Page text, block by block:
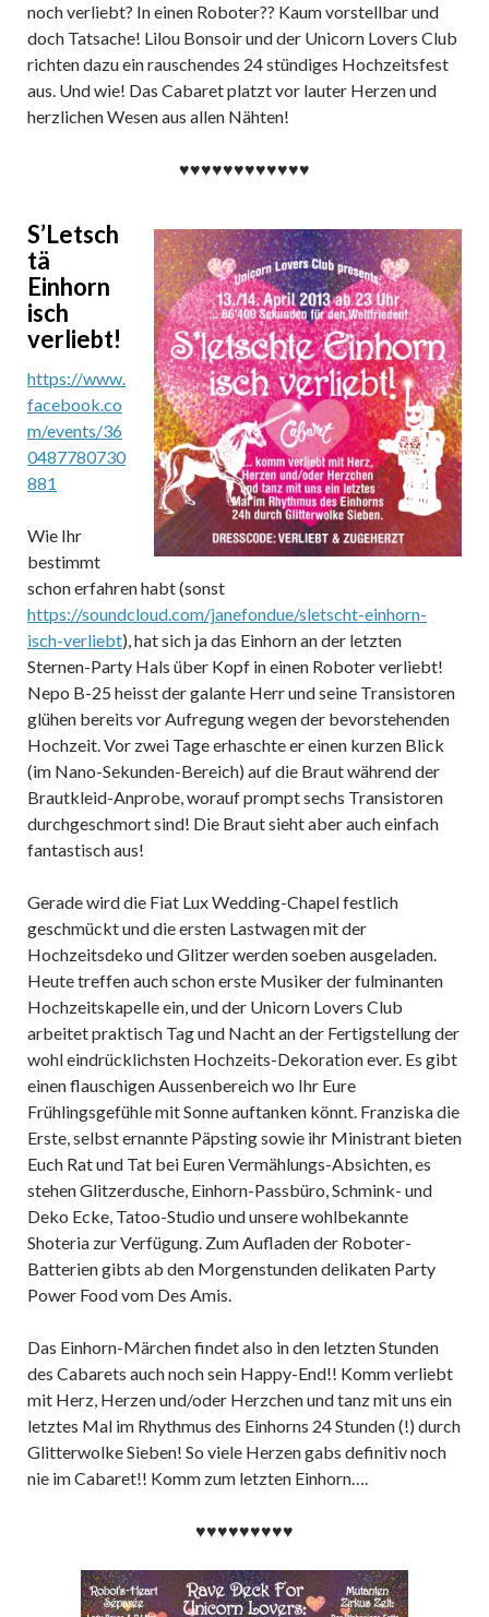
noch verliebt? In einen Roboter?? Kaum vorstellbar und
doch Tatsache! Lilou Bonsoir und der Unicorn Lovers Club
richten dazu ein rauschendes 24 stündiges Hochzeitsfest
aus. Und wie! Das Cabaret platzt vor lauter Herzen und
herzlichen Wesen aus allen Nähten!
♥♥♥♥♥♥♥♥♥♥♥♥
S’Letsch
tä
Einhorn
isch
verliebt!
https://www.
facebook.co
m/events/36
0487780730
881
Wie Ihr
bestimmt
schon erfahren habt (sonst
https://soundcloud.com/janefondue/sletscht-einhorn-
isch-verliebt), hat sich ja das Einhorn an der letzten
Sternen-Party Hals über Kopf in einen Roboter verliebt!
Nepo B-25 heisst der galante Herr und seine Transistoren
glühen bereits vor Aufregung wegen der bevorstehenden
Hochzeit. Vor zwei Tage erhaschte er einen kurzen Blick
(im Nano-Sekunden-Bereich) auf die Braut während der
Brautkleid-Anprobe, worauf prompt sechs Transistoren
durchgeschmort sind! Die Braut sieht aber auch einfach
fantastisch aus!
Gerade wird die Fiat Lux Wedding-Chapel festlich
geschmückt und die ersten Lastwagen mit der
Hochzeitsdeko und Glitzer werden soeben ausgeladen.
Heute treffen auch schon erste Musiker der fulminanten
Hochzeitskapelle ein, und der Unicorn Lovers Club
arbeitet praktisch Tag und Nacht an der Fertigstellung der
wohl eindrücklichsten Hochzeits-Dekoration ever. Es gibt
einen flauschigen Aussenbereich wo Ihr Eure
Frühlingsgefühle mit Sonne auftanken könnt. Franziska die
Erste, selbst ernannte Päpsting sowie ihr Ministrant bieten
Euch Rat und Tat bei Euren Vermählungs-Absichten, es
stehen Glitzerdusche, Einhorn-Passbüro, Schmink- und
Deko Ecke, Tatoo-Studio und unsere wohlbekannte
Shoteria zur Verfügung. Zum Aufladen der Roboter-
Batterien gibts ab den Morgenstunden delikaten Party
Power Food vom Des Amis.
Das Einhorn-Märchen findet also in den letzten Stunden
des Cabarets auch noch sein Happy-End!! Komm verliebt
mit Herz, Herzen und/oder Herzchen und tanz mit uns ein
letztes Mal im Rhythmus des Einhorns 24 Stunden (!) durch
Glitterwolke Sieben! So viele Herzen gabs definitiv noch
nie im Cabaret!! Komm zum letzten Einhorn….
♥♥♥♥♥♥♥♥♥